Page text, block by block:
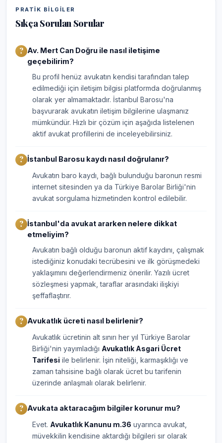
PRATIK BILGILER
Sıkça Sorulan Sorular
Av. Mert Can Doğru ile nasıl iletişime
geçebilirim?
Bu profil henüz avukatın kendisi tarafından talep
edilmediği için iletişim bilgisi platformda doğrulanmış
olarak yer almamaktadır. İstanbul Barosu'na
başvurarak avukatın iletişim bilgilerine ulaşmanız
mümkündür. Hızlı bir çözüm için aşağıda listelenen
aktif avukat profillerini de inceleyebilirsiniz.
İstanbul Barosu kaydı nasıl doğrulanır?
Avukatın baro kaydı, bağlı bulunduğu baronun resmi
internet sitesinden ya da Türkiye Barolar Birliği'nin
avukat sorgulama hizmetinden kontrol edilebilir.
İstanbul'da avukat ararken nelere dikkat
etmeliyim?
Avukatın bağlı olduğu baronun aktif kaydını, çalışmak
istediğiniz konudaki tecrübesini ve ilk görüşmedeki
yaklaşımını değerlendirmeniz önerilir. Yazılı ücret
sözleşmesi yapmak, taraflar arasındaki ilişkiyi
şeffaflaştırır.
Avukatlık ücreti nasıl belirlenir?
Avukatlık ücretinin alt sınırı her yıl Türkiye Barolar
Birliği'nin yayımladığı Avukatlık Asgari Ücret
Tarifesi ile belirlenir. İşin niteliği, karmaşıklığı ve
zaman tahsisine bağlı olarak ücret bu tarifenin
üzerinde anlaşmalı olarak belirlenir.
Avukata aktaracağım bilgiler korunur mu?
Evet. Avukatlık Kanunu m.36 uyarınca avukat,
müvekkilin kendisine aktardığı bilgileri sır olarak